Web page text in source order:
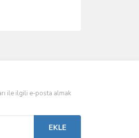
ile ilgili e-posta almak
EKLE